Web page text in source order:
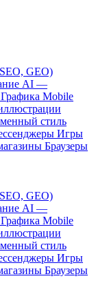
GEO)
AI —
Mobile
стиль
Игры
Браузеры
GEO)
AI —
Mobile
стиль
Игры
Браузеры